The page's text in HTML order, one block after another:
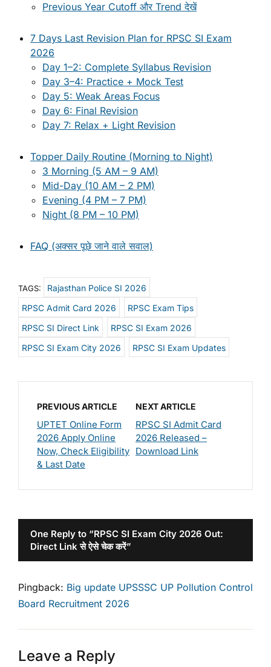
Previous Year Cutoff और Trend देखें
7 Days Last Revision Plan for RPSC SI Exam
2026
Day 1–2: Complete Syllabus Revision
Day 3–4: Practice + Mock Test
Day 5: Weak Areas Focus
Day 6: Final Revision
Day 7: Relax + Light Revision
Topper Daily Routine (Morning to Night)
3 Morning (5 AM – 9 AM)
Mid-Day (10 AM – 2 PM)
Evening (4 PM – 7 PM)
Night (8 PM – 10 PM)
FAQ (अक्सर पूछे जाने वाले सवाल)
TAGS:
Rajasthan Police SI 2026
RPSC Admit Card 2026
RPSC Exam Tips
RPSC SI Direct Link
RPSC SI Exam 2026
RPSC SI Exam City 2026
RPSC SI Exam Updates
PREVIOUS ARTICLE
UPTET Online Form
2026 Apply Online
Now, Check Eligibility
& Last Date
NEXT ARTICLE
RPSC SI Admit Card
2026 Released –
Download Link
One Reply to “RPSC SI Exam City 2026 Out:
Direct Link से ऐसे चेक करें”
Pingback: Big update UPSSSC UP Pollution Control
Board Recruitment 2026
Leave a Reply